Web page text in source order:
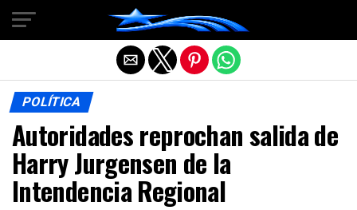
POLÍTICA
Autoridades reprochan salida de
Harry Jurgensen de la
Intendencia Regional
Salir de la versión móvil